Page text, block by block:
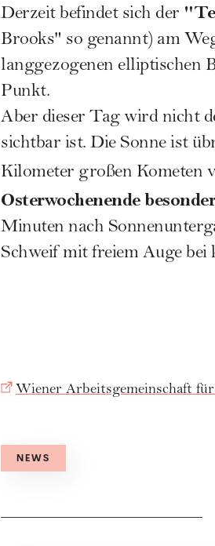
Derzeit befindet sich der
Brooks" so genannt) am
langgezogenen elliptischen
Punkt.
Aber dieser Tag wird nicht
sichtbar ist. Die Sonne ist
Kilometer großen Kometen
Osterwochenende
Minuten nach
Schweif mit freiem Auge bei
Wiener Arbeitsgemeinschaft
NEWS